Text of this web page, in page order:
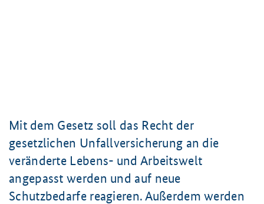
Mit dem Gesetz soll das Recht der
gesetzlichen Unfallversicherung an die
veränderte Lebens- und Arbeitswelt
angepasst werden und auf neue
Schutzbedarfe reagieren. Außerdem werden